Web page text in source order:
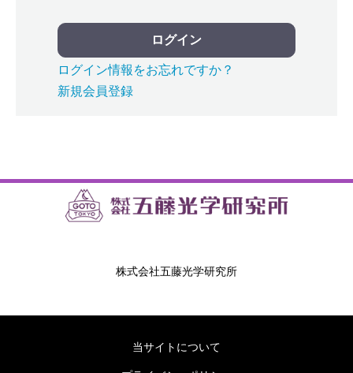
ログイン
ログイン情報をお忘れですか？
新規会員登録
株式会社五藤光学研究所
当サイトについて